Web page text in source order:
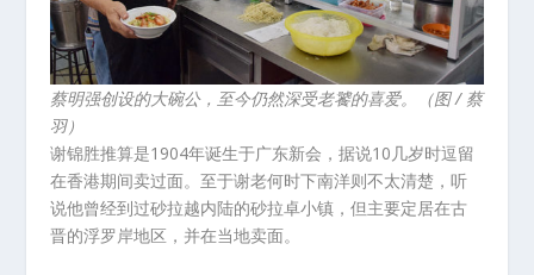
蔡明强创设的大碗公，至今仍然深受老饕的喜爱。（图 / 蔡
羽）
谢锦胜推算是1904年诞生于广东新会，据说10几岁时逗留
在香港期间卖过面。至于谢老何时下南洋则不太清楚，听
说他曾经到过砂拉越内陆的砂拉卓小镇，但主要定居在古
晋的浮罗岸地区，并在当地卖面。